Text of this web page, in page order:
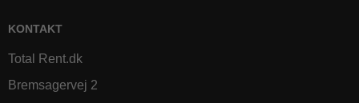
KONTAKT
Total Rent.dk
Bremsagervej 2